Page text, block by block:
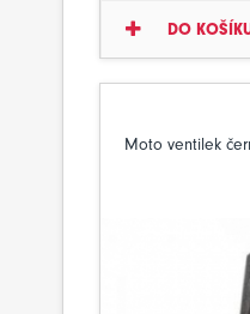
DO
Moto ventilek